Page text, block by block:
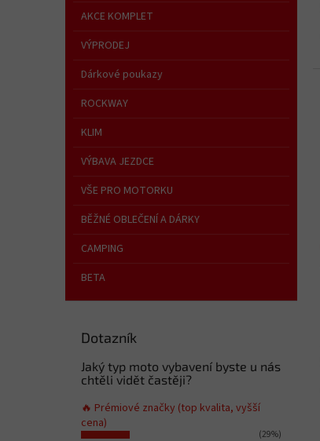
AKCE KOMPLET
VÝPRODEJ
Dárkové poukazy
ROCKWAY
KLIM
VÝBAVA JEZDCE
VŠE PRO MOTORKU
BĚŽNÉ OBLEČENÍ A DÁRKY
CAMPING
BETA
Dotazník
Jaký typ moto vybavení byste u nás
chtěli vidět častěji?
🔥 Prémiové značky (top kvalita, vyšší
cena)
(29%)